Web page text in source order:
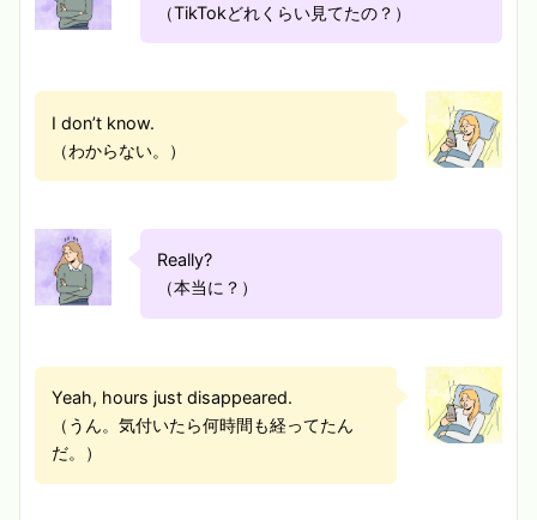
（TikTokどれくらい見てたの？）
I don’t know.
（わからない。）
Really?
（本当に？）
Yeah, hours just disappeared.
（うん。気付いたら何時間も経ってたん
だ。）